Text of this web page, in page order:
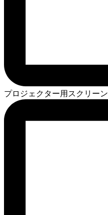
プロジェクター用スクリーン